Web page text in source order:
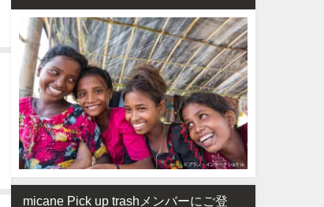
micane Pick up trashメンバーにご登